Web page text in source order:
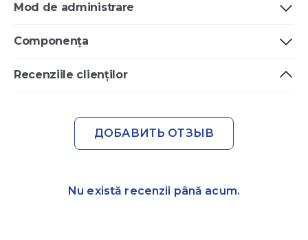
Mod de administrare
Componența
Recenziile clienților
ДОБАВИТЬ ОТЗЫВ
Nu există recenzii până acum.